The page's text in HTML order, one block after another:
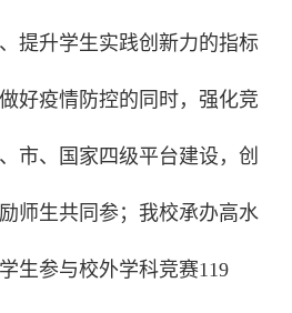
提升学生实践创新力的指标
好疫情防控的同时，强化竞
市、国家四级平台建设，创
师生共同参；我校承办高水
生参与校外学科竞赛119